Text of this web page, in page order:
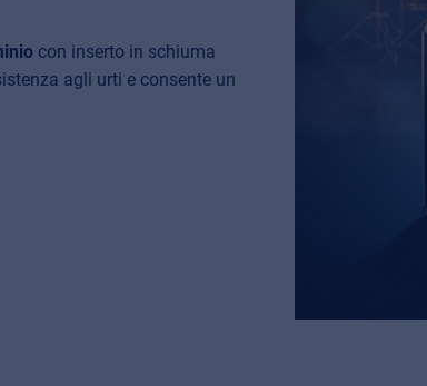
con inserto in schiuma
agli urti e consente un